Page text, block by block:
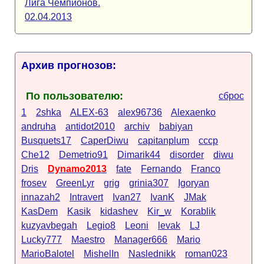
Лига Чемпионов.
02.04.2013
Архив прогнозов:
По пользователю:
сброс
1
2shka ALEX-63 alex96736
Alexaenko
andruha
antidot2010 archiv
babiyan
Busquets17
CaperDiwu capitanplum
cccp
Che12
Demetrio91 Dimarik44 disorder
diwu
Dris
Dynamo2013 fate Fernando
Franco
frosev
GreenLyr grig grinia307
Igoryan
innazah2
Intravert Ivan27 IvanK
JMak
KasDem
Kasik kidashev Kir_w
Korablik
kuzyavbegah
Legio8 Leoni levak
LJ
Lucky777
Maestro Manager666
Mario
MarioBalotel
MishelIn Naslednikk
roman023